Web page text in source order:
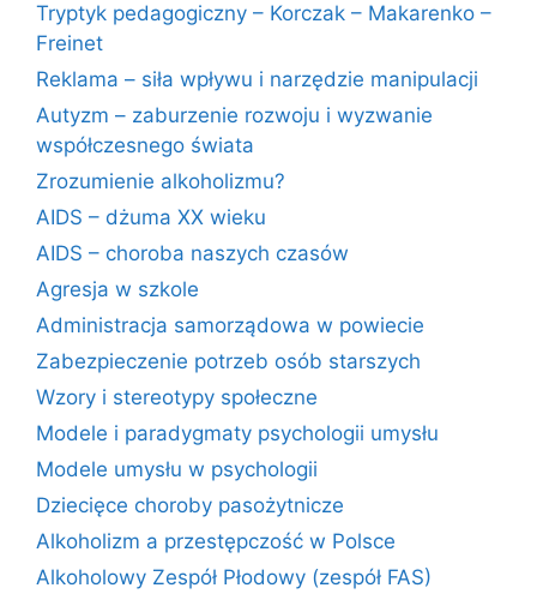
Tryptyk pedagogiczny – Korczak – Makarenko –
Freinet
Reklama – siła wpływu i narzędzie manipulacji
Autyzm – zaburzenie rozwoju i wyzwanie
współczesnego świata
Zrozumienie alkoholizmu?
AIDS – dżuma XX wieku
AIDS – choroba naszych czasów
Agresja w szkole
Administracja samorządowa w powiecie
Zabezpieczenie potrzeb osób starszych
Wzory i stereotypy społeczne
Modele i paradygmaty psychologii umysłu
Modele umysłu w psychologii
Dziecięce choroby pasożytnicze
Alkoholizm a przestępczość w Polsce
Alkoholowy Zespół Płodowy (zespół FAS)